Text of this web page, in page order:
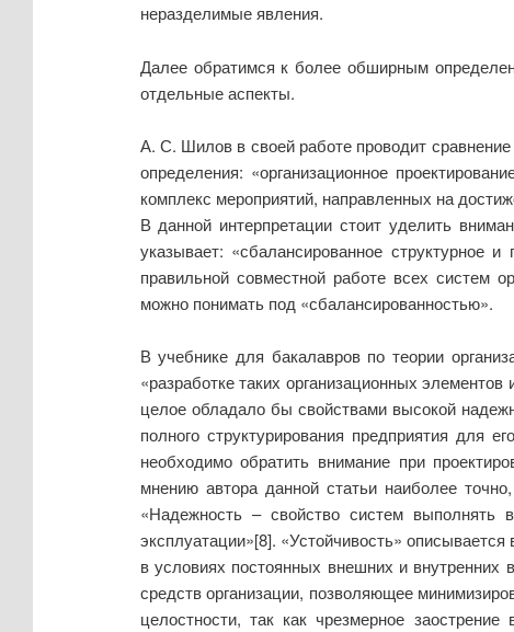
неразделимые явления.
Далее обратимся к более обширным
отдельные аспекты.
А. С. Шилов в своей работе проводит
определения: «организационное
комплекс мероприятий, направленных на
В данной интерпретации стоит уделить
указывает: «сбалансированное структурное
правильной совместной работе всех систем
можно понимать под «сбалансированностью».
В учебнике для бакалавров по теории
«разработке таких организационных
целое обладало бы свойствами высокой
полного структурирования предприятия для
необходимо обратить внимание при
мнению автора данной статьи наиболее
«Надежность – свойство систем выполнять
эксплуатации»[8]. «Устойчивость»
в условиях постоянных внешних и
средств организации, позволяющее
целостности, так как чрезмерное